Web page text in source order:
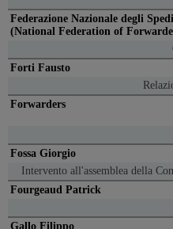
Federazione Nazionale degli
(National Federation of
Forti Fausto
Forwarders
Fossa Giorgio
Intervento all'assemblea della
Fourgeaud Patrick
Gallo Filippo